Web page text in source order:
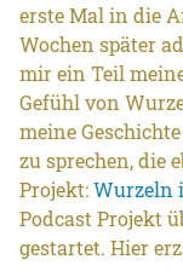
erste Mal in die
Wochen später
mir ein Teil
Gefühl von
meine
zu sprechen, die
Projekt:Wurzeln
Podcast Projekt
gestartet. Hier